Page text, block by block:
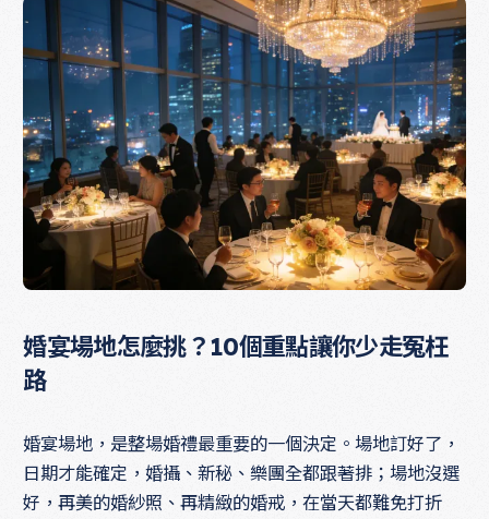
婚宴場地怎麼挑？10個重點讓你少走冤枉
路
婚宴場地，是整場婚禮最重要的一個決定。場地訂好了，
日期才能確定，婚攝、新秘、樂團全都跟著排；場地沒選
好，再美的婚紗照、再精緻的婚戒，在當天都難免打折